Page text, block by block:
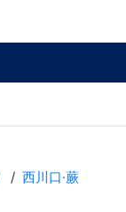
西川口·蕨